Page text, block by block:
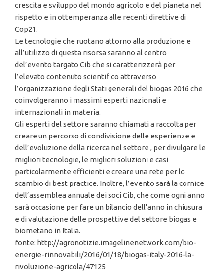
crescita e sviluppo del mondo agricolo e del pianeta nel
rispetto e in ottemperanza alle recenti direttive di
Cop21.
Le tecnologie che ruotano attorno alla produzione e
all’utilizzo di questa risorsa saranno al centro
del’evento targato Cib che si caratterizzerà per
l’elevato contenuto scientifico attraverso
l’organizzazione degli Stati generali del biogas 2016 che
coinvolgeranno i massimi esperti nazionali e
internazionali in materia.
Gli esperti del settore saranno chiamati a raccolta per
creare un percorso di condivisione delle esperienze e
dell’evoluzione della ricerca nel settore , per divulgare le
migliori tecnologie, le migliori soluzioni e casi
particolarmente efficienti e creare una rete per lo
scambio di best practice. Inoltre, l’evento sarà la cornice
dell’assemblea annuale dei soci Cib, che come ogni anno
sarà occasione per fare un bilancio dell’anno in chiusura
e di valutazione delle prospettive del settore biogas e
biometano in Italia.
fonte: http://agronotizie.imagelinenetwork.com/bio-
energie-rinnovabili/2016/01/18/biogas-italy-2016-la-
rivoluzione-agricola/47125